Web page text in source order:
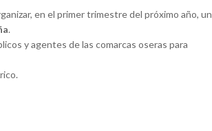
en el primer trimestre del próximo año, un
.
y agentes de las comarcas oseras para